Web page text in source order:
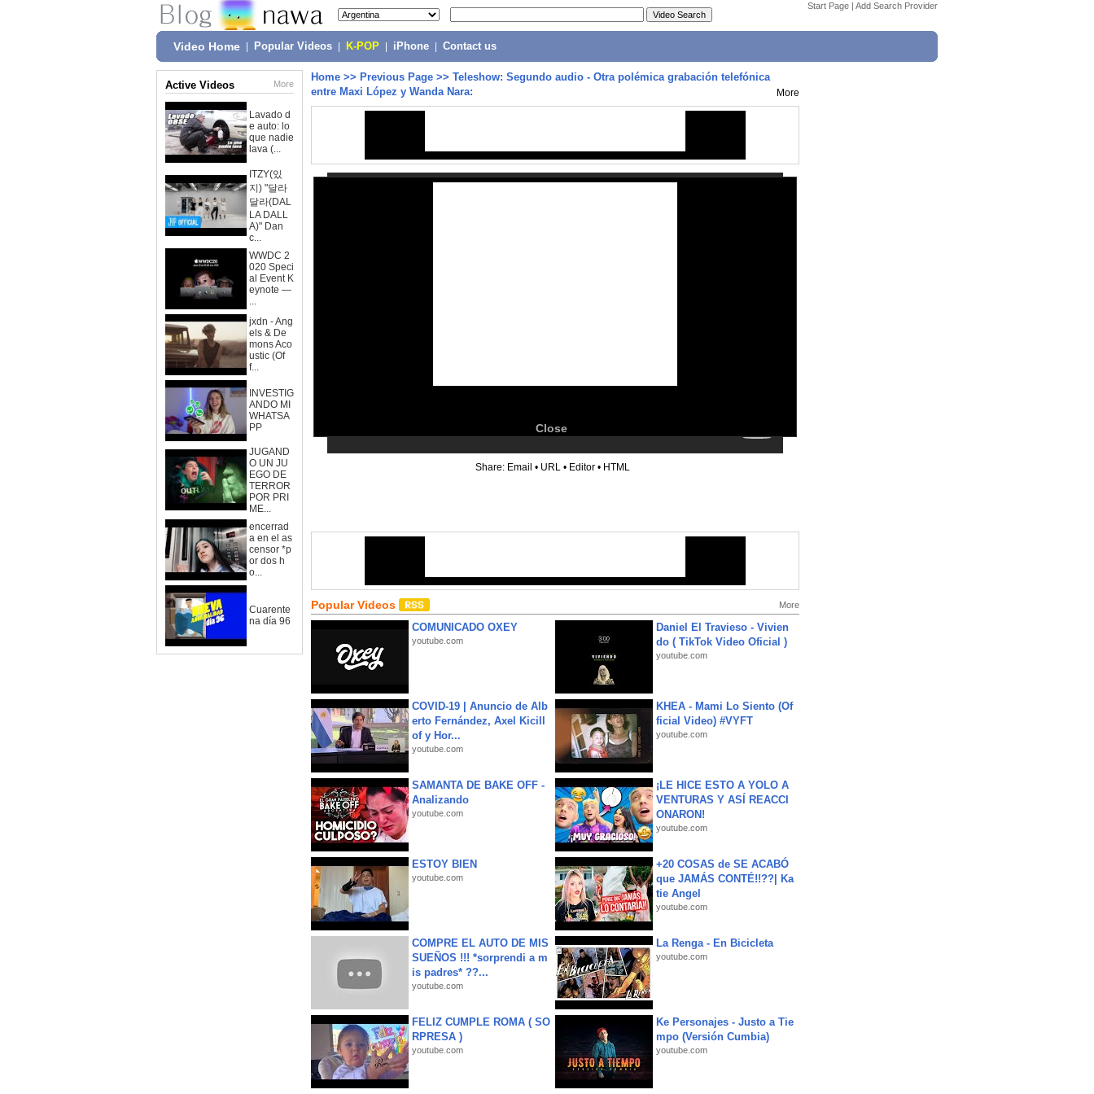
Start Page | Add Search Provider
Video Home Popular Videos K-POP iPhone Contact us
Active Videos More
Lavado d
e auto: lo
que nadie
lava (...
ITZY(있
지) "달라
달라(DAL
LA DALL
A)" Dan
c...
WWDC 2
020 Speci
al Event K
eynote —
...
jxdn - Ang
els & De
mons Aco
ustic (Of
f...
INVESTIG
ANDO MI
WHATSA
PP
JUGAND
O UN JU
EGO DE
TERROR
POR PRI
ME...
encerrad
a en el as
censor *p
or dos h
o...
Cuarente
na día 96
Home >> Previous Page >> Teleshow: Segundo audio - Otra polémica grabación telefónica
entre Maxi López y Wanda Nara:
More
Close
Share: Email • URL • Editor • HTML
Popular Videos More
COMUNICADO OXEY
youtube.com
Daniel El Travieso - Vivien
do ( TikTok Video Oficial )
youtube.com
COVID-19 | Anuncio de Alb
erto Fernández, Axel Kicill
of y Hor...
youtube.com
KHEA - Mami Lo Siento (Of
ficial Video) #VYFT
youtube.com
SAMANTA DE BAKE OFF -
Analizando
youtube.com
¡LE HICE ESTO A YOLO A
VENTURAS Y ASÍ REACCI
ONARON!
youtube.com
ESTOY BIEN
youtube.com
+20 COSAS de SE ACABÓ
que JAMÁS CONTÉ!!??| Ka
tie Angel
youtube.com
COMPRE EL AUTO DE MIS
SUEÑOS !!! *sorprendi a m
is padres* ??...
youtube.com
La Renga - En Bicicleta
youtube.com
FELIZ CUMPLE ROMA ( SO
RPRESA )
youtube.com
Ke Personajes - Justo a Tie
mpo (Versión Cumbia)
youtube.com